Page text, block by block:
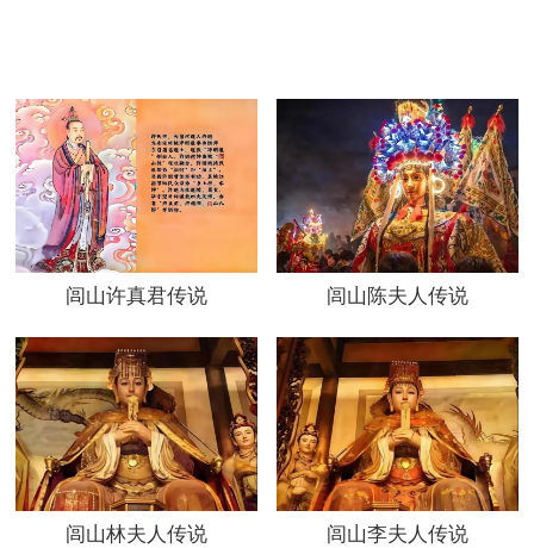
闾山许真君传说 闾山陈夫人传说
闾山林夫人传说 闾山李夫人传说